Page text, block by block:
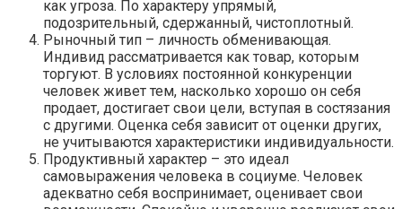
как угроза. По характеру упрямый,
подозрительный, сдержанный, чистоплотный.
Рыночный тип – личность обменивающая.
Индивид рассматривается как товар, которым
торгуют. В условиях постоянной конкуренции
человек живет тем, насколько хорошо он себя
продает, достигает свои цели, вступая в состязания
с другими. Оценка себя зависит от оценки других,
не учитываются характеристики индивидуальности.
Продуктивный характер – это идеал
самовыражения человека в социуме. Человек
адекватно себя воспринимает, оценивает свои